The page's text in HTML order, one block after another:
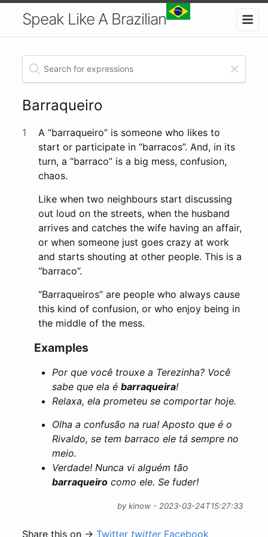
Speak Like A Brazilian
Barraqueiro
1
A “barraqueiro” is someone who likes to
start or participate in “barracos”. And, in its
turn, a “barraco” is a big mess, confusion,
chaos.
Like when two neighbours start discussing
out loud on the streets, when the husband
arrives and catches the wife having an affair,
or when someone just goes crazy at work
and starts shouting at other people. This is a
“barraco”.
“Barraqueiros” are people who always cause
this kind of confusion, or who enjoy being in
the middle of the mess.
Examples
Por que você trouxe a Terezinha? Você
sabe que ela ébarraqueira!
Relaxa, ela prometeu se comportar hoje.
Olha a confusão na rua! Aposto que é o
Rivaldo, se tem barraco ele tá sempre no
meio.
Verdade! Nunca vi alguém tão
barraqueiro como ele. Se fuder!
by kinow - 2023-03-24T15:27:33
Share this on →Twitter twitter Facebook